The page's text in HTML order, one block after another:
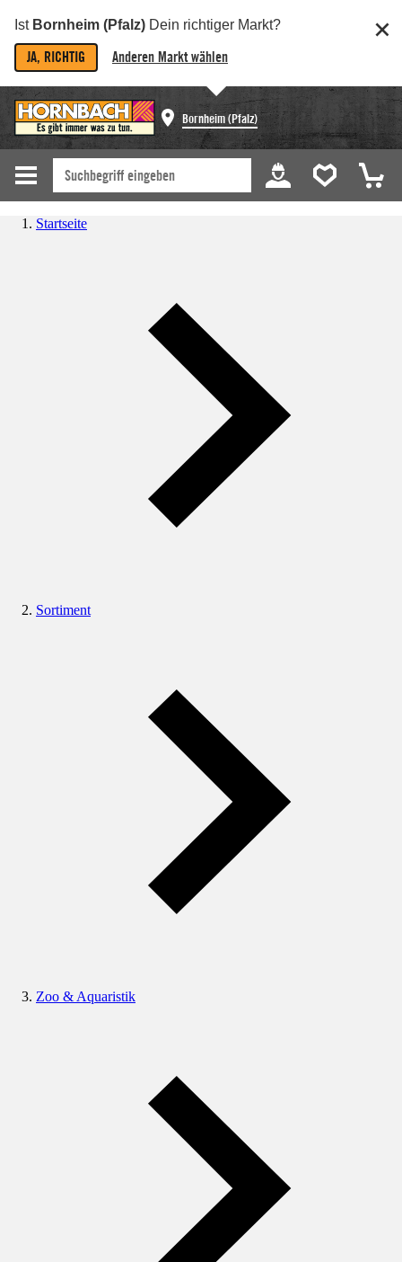
Ist Bornheim (Pfalz) Dein richtiger Markt?
JA, RICHTIG Anderen Markt wählen
Bornheim (Pfalz)
Startseite
Sortiment
Zoo & Aquaristik